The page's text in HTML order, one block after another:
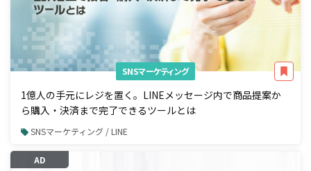
SNSマーケティング
1億人の手元にレジを置く。LINEメッセージ内で商品提案か
ら購入・決済まで完了できるツールとは
SNSマーケティング / LINE
AD